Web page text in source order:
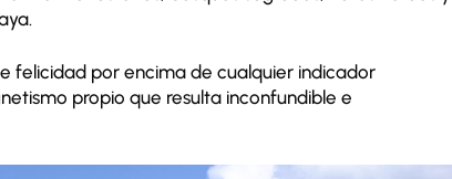
felicidad por encima de cualquier indicador
propio que resulta inconfundible e